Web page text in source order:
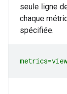
seule ligne
chaque
spécifiée.